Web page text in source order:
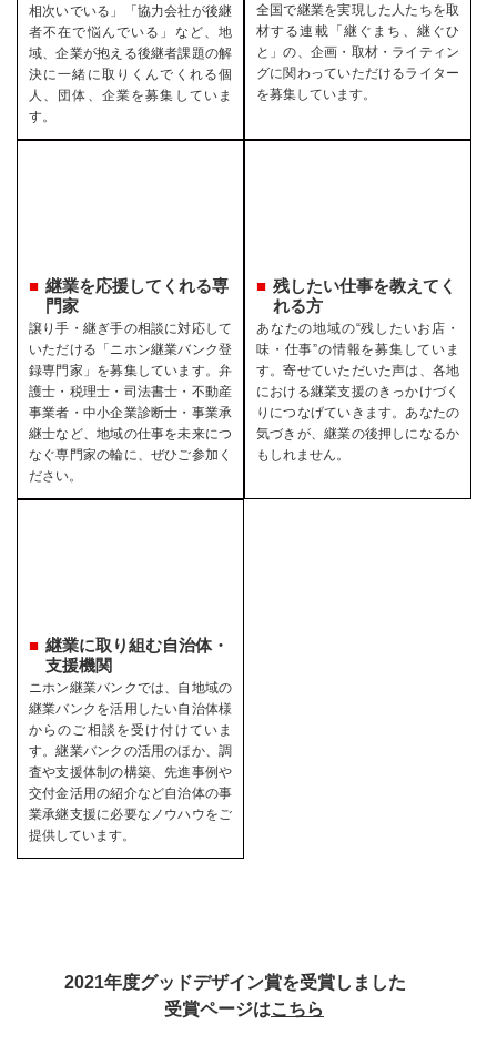
相次いでいる」「協力会社が後継
者不在で悩んでいる」など、地
域、企業が抱える後継者課題の解
決に一緒に取りくんでくれる個
人、団体、企業を募集していま
す。
全国で継業を実現した人たちを取
材する連載「継ぐまち、継ぐひ
と」の、企画・取材・ライティン
グに関わっていただけるライター
を募集しています。
継業を応援してくれる専
門家
譲り手・継ぎ手の相談に対応して
いただける「ニホン継業バンク登
録専門家」を募集しています。弁
護士・税理士・司法書士・不動産
事業者・中小企業診断士・事業承
継士など、地域の仕事を未来につ
なぐ専門家の輪に、ぜひご参加く
ださい。
残したい仕事を教えてく
れる方
あなたの地域の“残したいお店・
味・仕事”の情報を募集していま
す。寄せていただいた声は、各地
における継業支援のきっかけづく
りにつなげていきます。あなたの
気づきが、継業の後押しになるか
もしれません。
継業に取り組む自治体・
支援機関
ニホン継業バンクでは、自地域の
継業バンクを活用したい自治体様
からのご相談を受け付けていま
す。継業バンクの活用のほか、調
査や支援体制の構築、先進事例や
交付金活用の紹介など自治体の事
業承継支援に必要なノウハウをご
提供しています。
2021年度グッドデザイン賞を受賞しました
受賞ページはこちら